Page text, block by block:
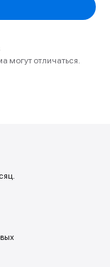
могут отличаться.